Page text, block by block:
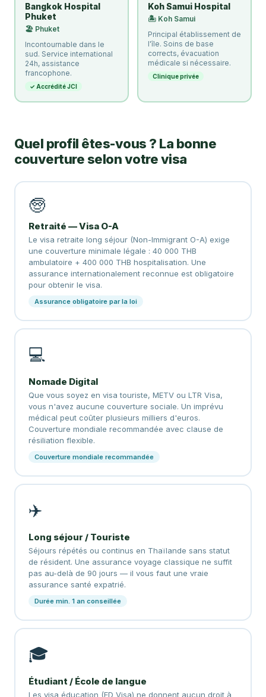
Bangkok Hospital
Phuket
🏖️ Phuket
Incontournable dans le
sud. Service international
24h, assistance
francophone.
✓ Accrédité JCI
Koh Samui Hospital
🏝️ Koh Samui
Principal établissement de
l'île. Soins de base
corrects, évacuation
médicale si nécessaire.
Clinique privée
Quel profil êtes-vous ? La bonne
couverture selon votre visa
🧓
Retraité — Visa O-A
Le visa retraite long séjour (Non-Immigrant O-A) exige
une couverture minimale légale : 40 000 THB
ambulatoire + 400 000 THB hospitalisation. Une
assurance internationalement reconnue est obligatoire
pour obtenir le visa.
Assurance obligatoire par la loi
💻
Nomade Digital
Que vous soyez en visa touriste, METV ou LTR Visa,
vous n'avez aucune couverture sociale. Un imprévu
médical peut coûter plusieurs milliers d'euros.
Couverture mondiale recommandée avec clause de
résiliation flexible.
Couverture mondiale recommandée
✈️
Long séjour / Touriste
Séjours répétés ou continus en Thaïlande sans statut
de résident. Une assurance voyage classique ne suffit
pas au-delà de 90 jours — il vous faut une vraie
assurance santé expatrié.
Durée min. 1 an conseillée
🎓
Étudiant / École de langue
Les visa éducation (ED Visa) ne donnent aucun droit à